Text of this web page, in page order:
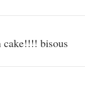
bisous